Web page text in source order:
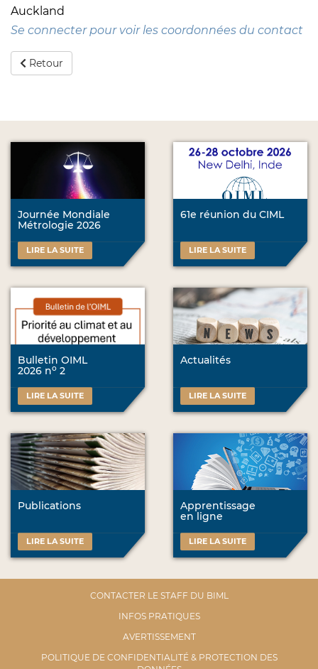
Auckland
Se connecter pour voir les coordonnées du contact
Retour
Journée Mondiale
Métrologie 2026
LIRE LA SUITE
61e réunion du CIML
LIRE LA SUITE
Bulletin OIML
2026 no 2
LIRE LA SUITE
Actualités
LIRE LA SUITE
Publications
LIRE LA SUITE
Apprentissage
en ligne
LIRE LA SUITE
CONTACTER LE STAFF DU BIML
INFOS PRATIQUES
AVERTISSEMENT
POLITIQUE DE CONFIDENTIALITÉ & PROTECTION DES